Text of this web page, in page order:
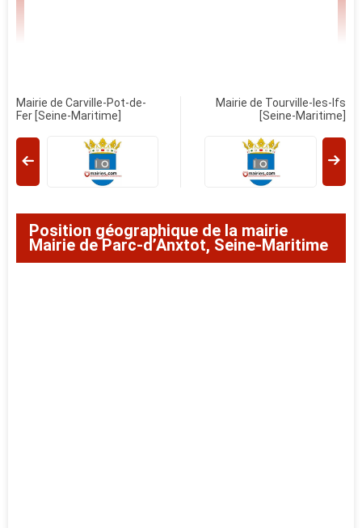
Mairie de Carville-Pot-de-
Fer [Seine-Maritime]
Mairie de Tourville-les-Ifs
[Seine-Maritime]
Position géographique de la mairie
Mairie de Parc-d’Anxtot, Seine-Maritime